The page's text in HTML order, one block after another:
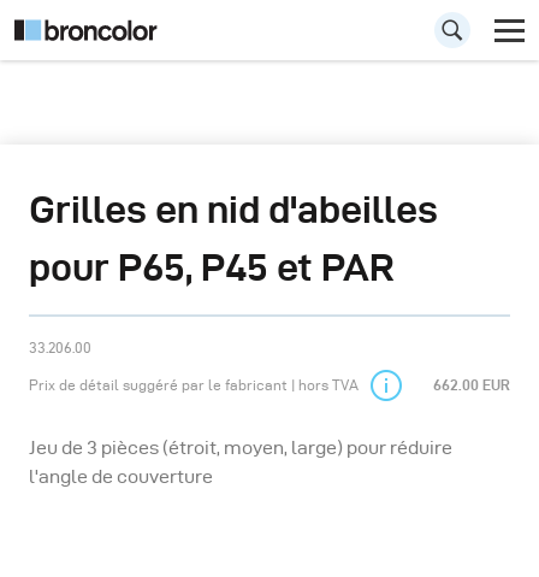
Grilles en nid d'abeilles
pour P65, P45 et PAR
33.206.00
Prix de détail suggéré par le fabricant | hors TVA 662.00 EUR
Jeu de 3 pièces (étroit, moyen, large) pour réduire
l'angle de couverture